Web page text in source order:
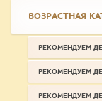
ВОЗРАСТНАЯ
РЕКОМЕНДУЕМ
РЕКОМЕНДУЕМ
РЕКОМЕНДУЕМ